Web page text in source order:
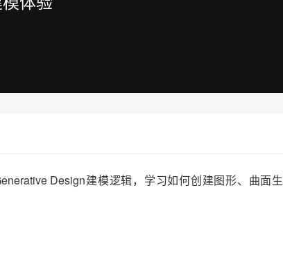
Design建模逻辑，学习如何创建图形、曲面生